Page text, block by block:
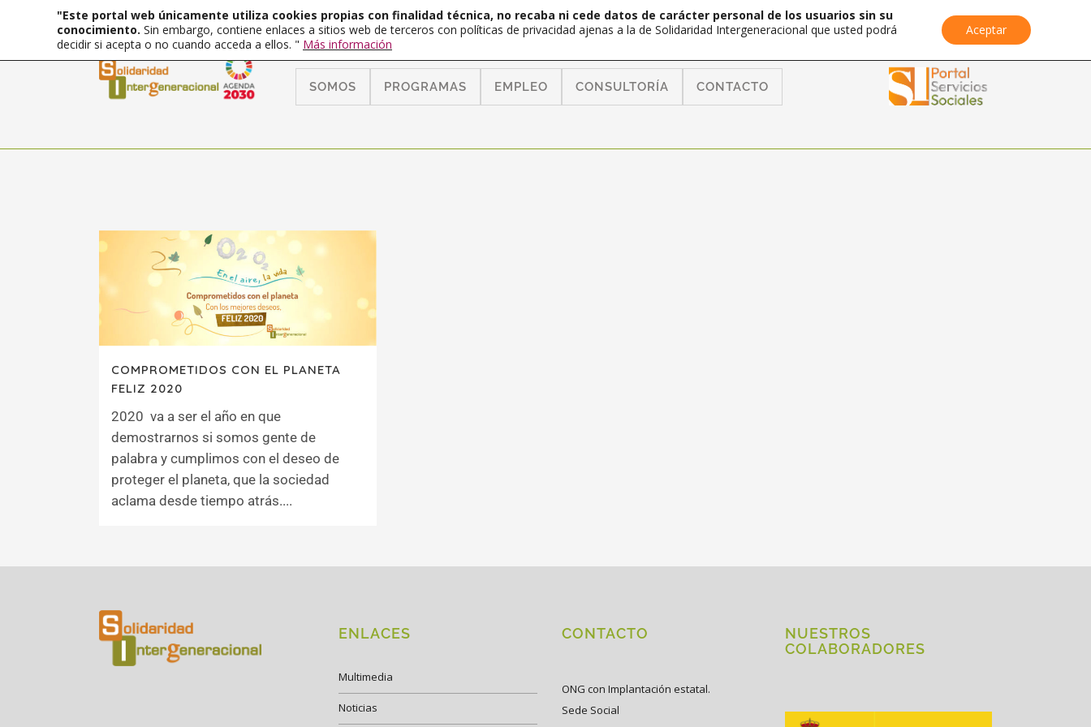
SOMOS PROGRAMAS EMPLEO CONSULTORÍA CONTACTO
COMPROMETIDOS CON EL PLANETA
FELIZ 2020
2020 va a ser el año en que
demostrarnos si somos gente de
palabra y cumplimos con el deseo de
proteger el planeta, que la sociedad
aclama desde tiempo atrás....
ENLACES
Multimedia
Noticias
CONTACTO
ONG con Implantación estatal.
Sede Social
NUESTROS
COLABORADORES
"Este portal web únicamente utiliza cookies propias con finalidad técnica, no recaba ni cede datos de carácter personal de los usuarios sin su
conocimiento. Sin embargo, contiene enlaces a sitios web de terceros con políticas de privacidad ajenas a la de Solidaridad Intergeneracional que usted podrá
decidir si acepta o no cuando acceda a ellos. " Más información
Aceptar